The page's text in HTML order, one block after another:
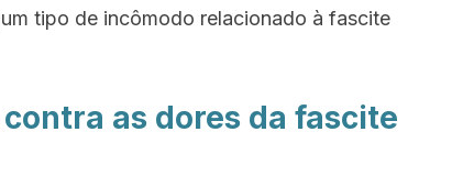
tipo de incômodo relacionado à fascite
as dores da fascite